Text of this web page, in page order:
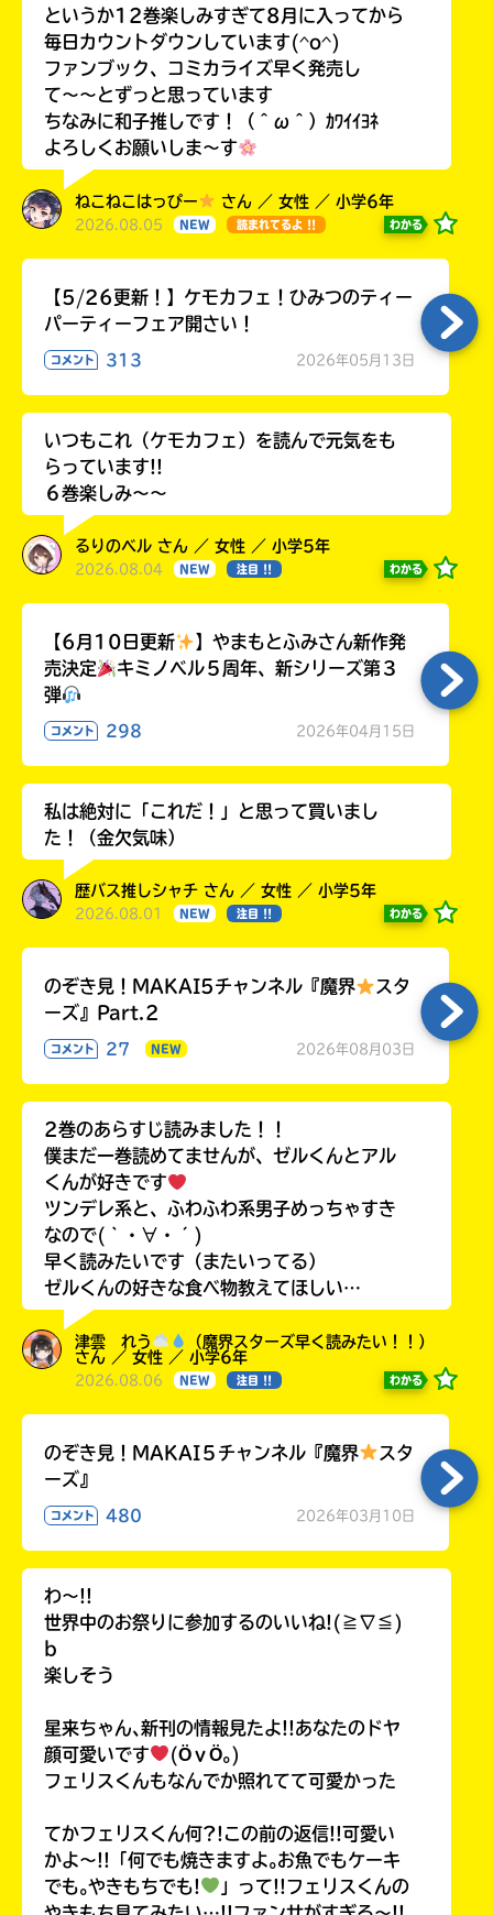
というか12巻楽しみすぎて8月に入ってから
毎日カウントダウンしています(^o^)
ファンブック、コミカライズ早く発売し
て〜〜とずっと思っています
ちなみに和子推しです！（＾ω＾）ｶﾜｲｲﾖﾈ
よろしくお願いしま〜す
ねこねこはっぴー さん ／ 女性 ／ 小学6年
2026.08.05 NEW 読まれてるよ !! わかる
【5/26更新！】ケモカフェ！ひみつのティー
パーティーフェア開さい！
コメント 313 2026年05月13日
いつもこれ（ケモカフェ）を読んで元気をも
らっています!!
６巻楽しみ～～
るりのベル さん ／ 女性 ／ 小学5年
2026.08.04 NEW 注目 !! わかる
【6月10日更新
】やまもとふみさん新作発
売決定
キミノベル５周年、新シリーズ第３
弾
コメント 298 2026年04月15日
私は絶対に「これだ！」と思って買いまし
た！（金欠気味）
歴バス推しシャチ さん ／ 女性 ／ 小学5年
2026.08.01 NEW 注目 !! わかる
のぞき見！MAKAI5チャンネル『魔界
スタ
ーズ』Part.2
コメント 27 NEW 2026年08月03日
2巻のあらすじ読みました！！
僕まだ一巻読めてませんが、ゼルくんとアル
くんが好きです
ツンデレ系と、ふわふわ系男子めっちゃすき
なので(｀・∀・´)
早く読みたいです（またいってる）
ゼルくんの好きな食べ物教えてほしい…
津雲 れう
（魔界スターズ早く読みたい！！）
さん ／ 女性 ／ 小学6年
2026.08.06 NEW 注目 !! わかる
のぞき見！MAKAI５チャンネル『魔界
スタ
ーズ』
コメント 480 2026年03月10日
わ〜!!
世界中のお祭りに参加するのいいね!(≧∇≦)
b
楽しそう
星来ちゃん､新刊の情報見たよ!!あなたのドヤ
顔可愛いです
(ӦｖӦ｡)
フェリスくんもなんでか照れてて可愛かった
てかフェリスくん何?!この前の返信!!可愛い
かよ〜!!「何でも焼きますよ｡お魚でもケーキ
でも｡やきもちでも!
」って!!フェリスくんの